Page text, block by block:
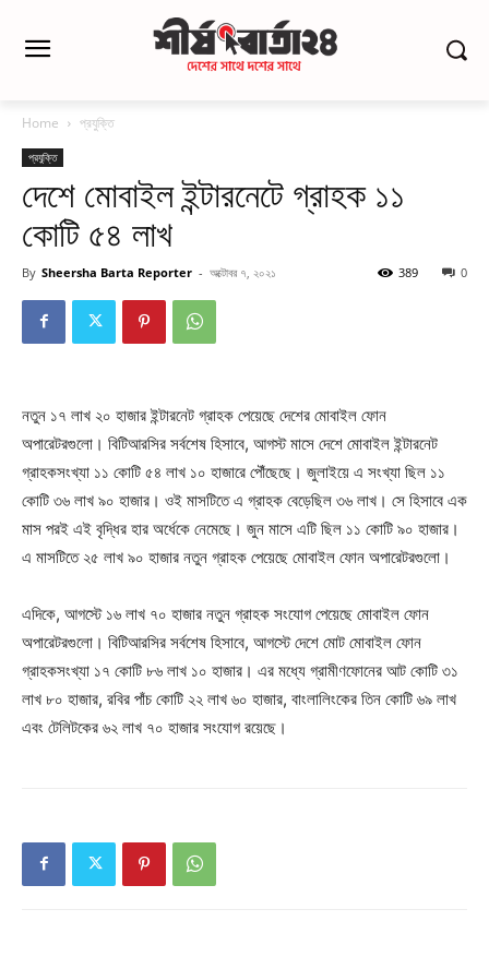
Home প্রযুক্তি
প্রযুক্তি
দেশে মোবাইল ইন্টারনেটে গ্রাহক ১১
কোটি ৫৪ লাখ
By Sheersha Barta Reporter - অক্টোবর ৭, ২০২১ 0
389
নতুন ১৭ লাখ ২০ হাজার ইন্টারনেট গ্রাহক পেয়েছে দেশের মোবাইল ফোন
অপারেটরগুলো। বিটিআরসির সর্বশেষ হিসাবে, আগস্ট মাসে দেশে মোবাইল ইন্টারনেট
গ্রাহকসংখ্যা ১১ কোটি ৫৪ লাখ ১০ হাজারে পৌঁছেছে। জুলাইয়ে এ সংখ্যা ছিল ১১
কোটি ৩৬ লাখ ৯০ হাজার। ওই মাসটিতে এ গ্রাহক বেড়েছিল ৩৬ লাখ। সে হিসাবে এক
মাস পরই এই বৃদ্ধির হার অর্ধেকে নেমেছে। জুন মাসে এটি ছিল ১১ কোটি ৯০ হাজার।
এ মাসটিতে ২৫ লাখ ৯০ হাজার নতুন গ্রাহক পেয়েছে মোবাইল ফোন অপারেটরগুলো।
এদিকে, আগস্টে ১৬ লাখ ৭০ হাজার নতুন গ্রাহক সংযোগ পেয়েছে মোবাইল ফোন
অপারেটরগুলো। বিটিআরসির সর্বশেষ হিসাবে, আগস্টে দেশে মোট মোবাইল ফোন
গ্রাহকসংখ্যা ১৭ কোটি ৮৬ লাখ ১০ হাজার। এর মধ্যে গ্রামীণফোনের আট কোটি ৩১
লাখ ৮০ হাজার, রবির পাঁচ কোটি ২২ লাখ ৬০ হাজার, বাংলালিংকের তিন কোটি ৬৯ লাখ
এবং টেলিটকের ৬২ লাখ ৭০ হাজার সংযোগ রয়েছে।